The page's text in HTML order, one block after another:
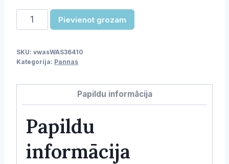
Cepšanas
panna
Pievienot grozam
SKU: vwasWAS36410
Kategorija: Pannas
Papildu informācija
Papildu
informācija